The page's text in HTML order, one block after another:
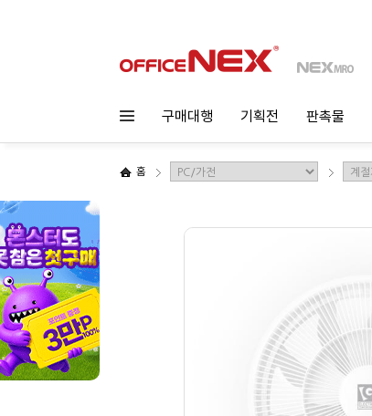
구매대행 기획전 판촉물
홈